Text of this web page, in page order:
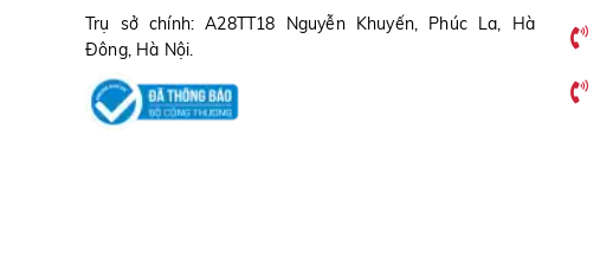
Trụ sở chính: A28TT18 Nguyễn Khuyến, Phúc La, Hà
Đông, Hà Nội.